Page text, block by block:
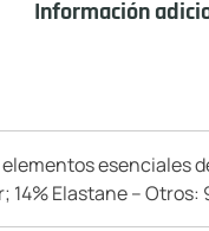
Información
esenciales
Elastane – Otros: